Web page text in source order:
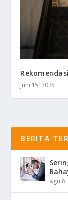
Juni 15, 2025
BERITA
Agu